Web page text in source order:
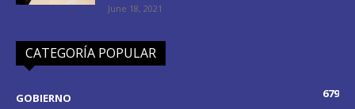
June 18, 2021
CATEGORÍA POPULAR
GOBIERNO
679